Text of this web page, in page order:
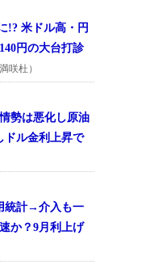
!? 米ドル高・円
円の大台打診
咲杜）
勢は悪化し原油
ドル金利上昇で
統計→介入も一
か？9月利上げ